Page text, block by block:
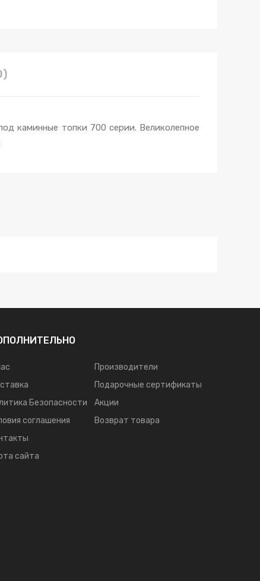
каминные топки 700 серии. Великолепное
Безопасности
соглашения
сайта
Производители
Подарочные сертификаты
Акции
Возврат товара